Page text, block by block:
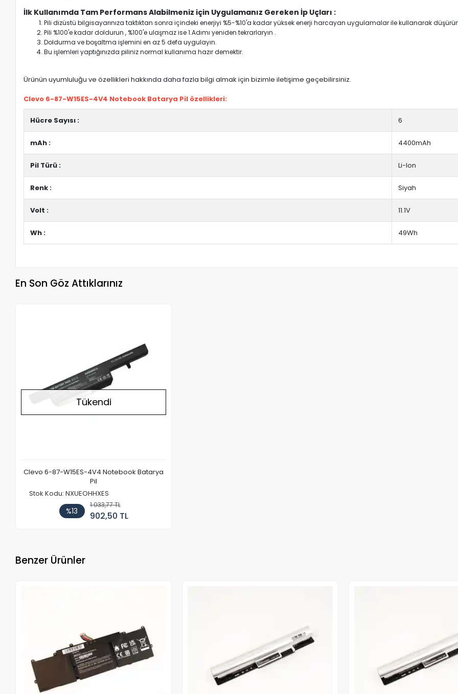
İlk Kullanımda Tam Performans Alabilmeniz için Uygulamanız Gereken İp Uçları :
Pili dizüstü bilgisayarınıza taktıktan sonra içindeki enerjiyi %5-%10'a kadar yüksek enerji harcayan uygulamalar ile kullanarak
Pili %100'e kadar doldurun , %100'e ulaşmaz ise 1.Adımı yeniden tekrarlaryın .
Doldurma ve boşaltma işlemini en az 5 defa uygulayın.
Bu işlemleri yaptığınızda piliniz normal kullanıma hazır demektir.
Ürünün uyumluluğu ve özellikleri hakkında daha fazla bilgi almak için bizimle iletişime geçebilirsiniz.
Clevo 6-87-W15ES-4V4 Notebook Batarya Pil özellikleri:
Hücre Sayısı : 6
mAh : 4400mAh
Pil Türü : Li-Ion
Renk : Siyah
Volt : 11.1V
Wh : 49Wh
En Son Göz Attıklarınız
Tükendi
Clevo 6-87-W15ES-4V4 Notebook Batarya
Pil
Stok Kodu: NXUEOHHXES
%13
1.033,77 TL
902,50 TL
Benzer Ürünler